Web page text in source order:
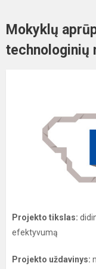
Mokyklų
Projekto tikslas:
efektyvumą
Projekto uždavinys: